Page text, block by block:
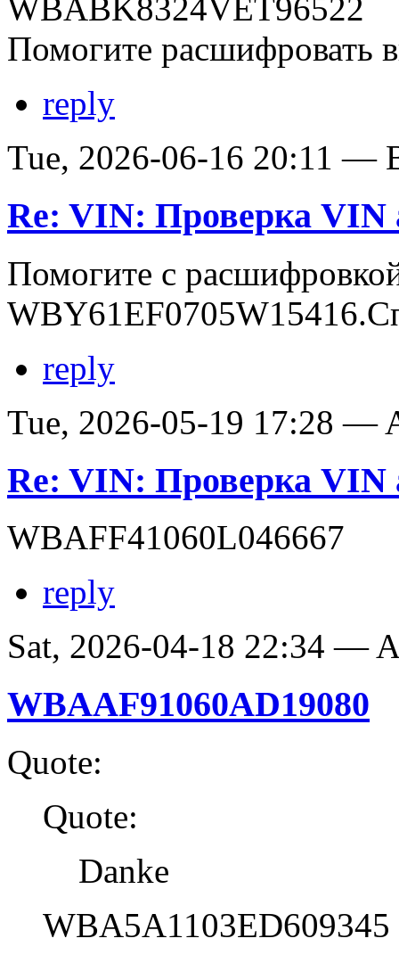
WBABK8324VET96522
Помогите расшифровать
reply
Tue, 2026-06-16 20:11 —
Re: VIN: Проверка VIN
Помогите с
reply
Tue, 2026-05-19 17:28 —
Re: VIN: Проверка VIN
WBAFF41060L046667
reply
Sat, 2026-04-18 22:34 —
WBAAF91060AD19080
Quote:
Quote:
Danke
WBA5A1103ED609345